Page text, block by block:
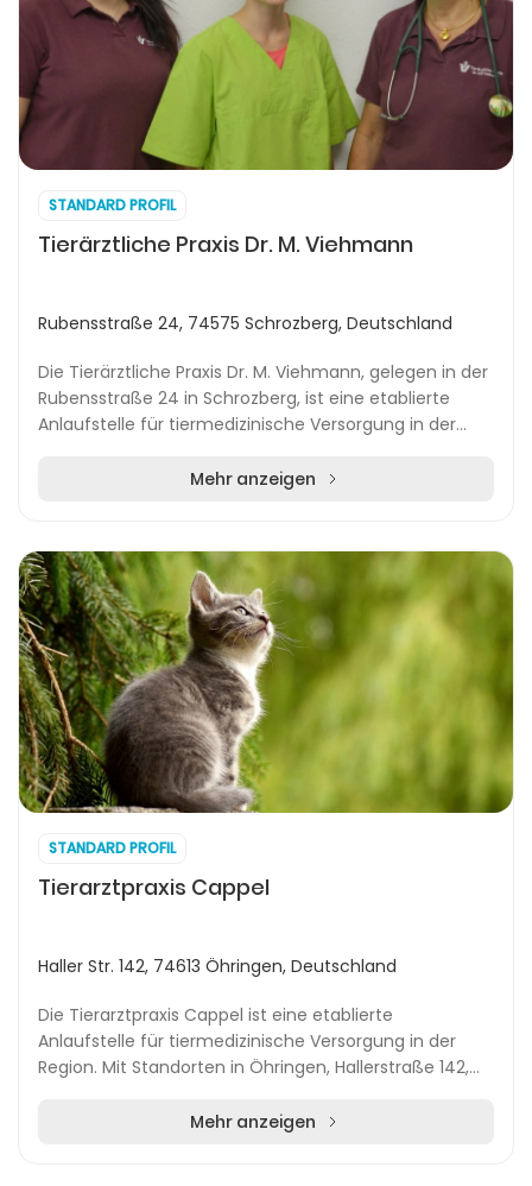
STANDARD PROFIL
Tierärztliche Praxis Dr. M. Viehmann
Rubensstraße 24, 74575 Schrozberg, Deutschland
Die Tierärztliche Praxis Dr. M. Viehmann, gelegen in der
Rubensstraße 24 in Schrozberg, ist eine etablierte
Anlaufstelle für tiermedizinische Versorgung in der
Mehr anzeigen
STANDARD PROFIL
Tierarztpraxis Cappel
Haller Str. 142, 74613 Öhringen, Deutschland
Die Tierarztpraxis Cappel ist eine etablierte
Anlaufstelle für tiermedizinische Versorgung in der
Region. Mit Standorten in Öhringen, Hallerstraße 142,
Mehr anzeigen